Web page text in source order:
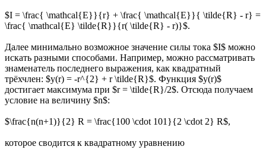
$I = \frac{ \mathcal{E}}{r} + \frac{ \mathcal{E}}{ \tilde{R} - r} =
\frac{ \mathcal{E} \tilde{R}}{r( \tilde{R} - r)}$.
Далее минимально возможное значение силы тока $I$ можно
искать разными способами. Например, можно рассматривать
знаменатель последнего выражения, как квадратный
трёхчлен: $y(r) = -r^{2} + r \tilde{R}$. Функция $y(r)$
достигает максимума при $r = \tilde{R}/2$. Отсюда получаем
условие на величину $n$:
$\frac{n(n+1)}{2} R = \frac{100 \cdot 101}{2 \cdot 2} R$,
которое сводится к квадратному уравнению